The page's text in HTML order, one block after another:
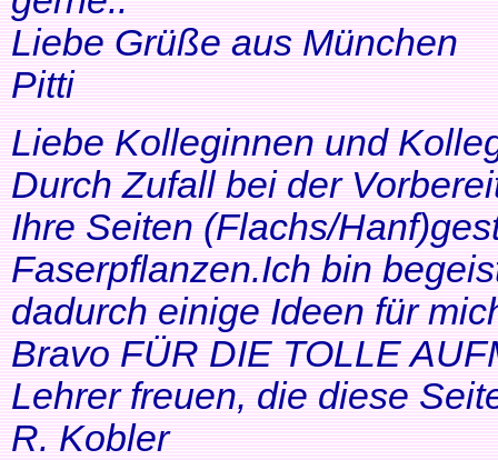
Liebe Grüße aus München
Pitti
Liebe Kolleginnen und
Durch Zufall bei der
Ihre Seiten (Flachs/
Faserpflanzen.Ich bin
dadurch einige Ideen für
Bravo FÜR DIE TOLLE
Lehrer freuen, die diese
R. Kobler